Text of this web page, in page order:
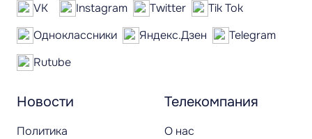
Новости
Политика
Телекомпания
О нас
VK Instagram Twitter
Tik Tok
Одноклассники
Яндекс.Дзен
Telegram
Rutube